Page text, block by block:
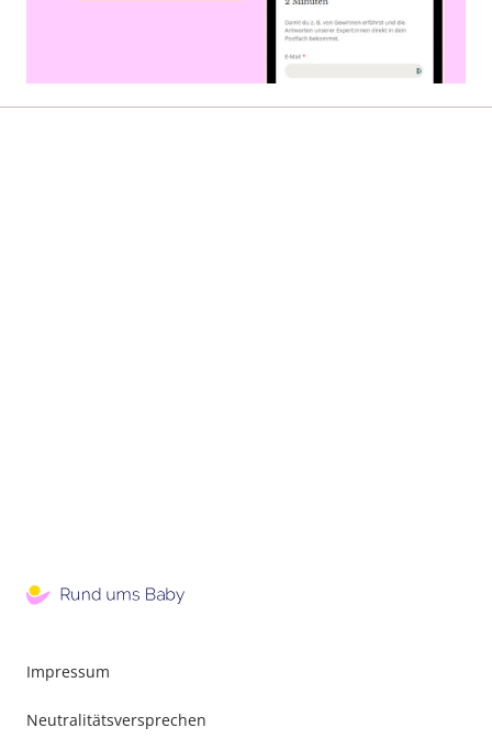
Impressum
Neutralitätsversprechen